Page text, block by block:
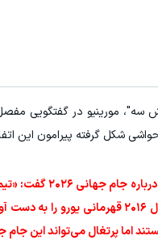
سه"، مورینیو در گفتگویی
سرمربی
بردند. ما در سال ۲۰۱۶
اما پرتغال می‌تواند این جام